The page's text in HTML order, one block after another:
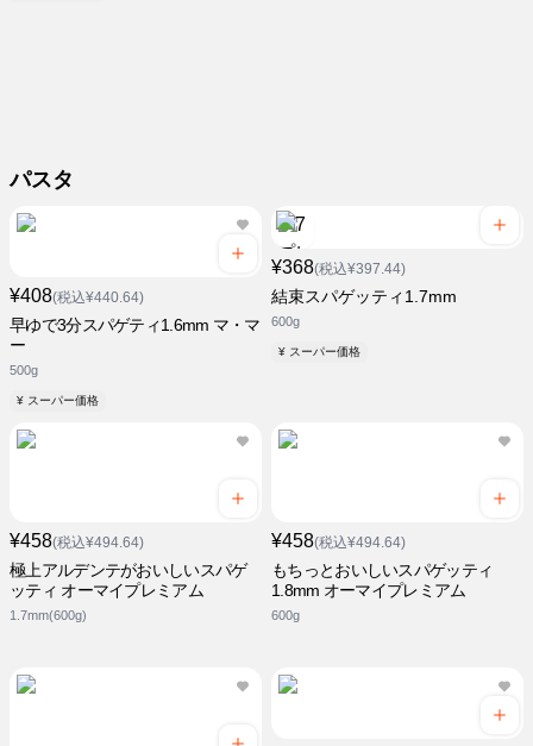
パスタ
¥408(税込¥440.64)
早ゆで3分スパゲティ1.6mm マ・マ
ー
500g
¥ スーパー価格
¥368(税込¥397.44)
結束スパゲッティ1.7mm
600g
¥ スーパー価格
¥458(税込¥494.64)
極上アルデンテがおいしいスパゲ
ッティ オーマイプレミアム
1.7mm(600g)
¥458(税込¥494.64)
もちっとおいしいスパゲッティ
1.8mm オーマイプレミアム
600g